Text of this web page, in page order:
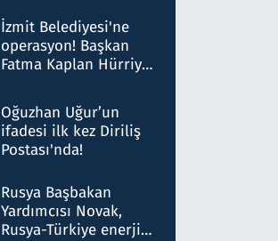
Milyar liralık para
trafiği tespit edildi
İzmit Belediyesi'ne
operasyon! Başkan
Fatma Kaplan Hürriyet
Oğuzhan Uğur’un
ifadesi ilk kez Diriliş
Postası'nda!
Rusya Başbakan
Yardımcısı Novak,
Rusya-Türkiye enerji